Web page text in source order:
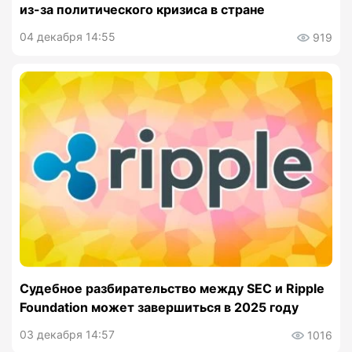
из-за политического кризиса в стране
04 декабря 14:55 919
Судебное разбирательство между SEC и Ripple
Foundation может завершиться в 2025 году
03 декабря 14:57 1016